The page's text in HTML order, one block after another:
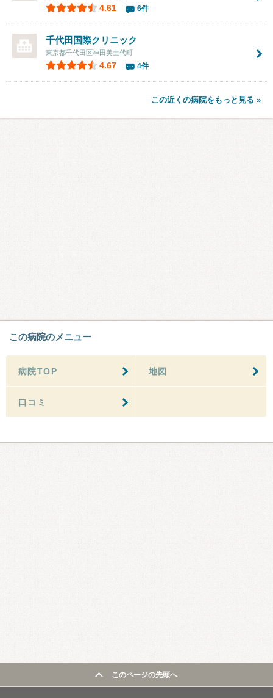
4.61 6件
千代田国際クリニック
東京都千代田区神田美土代町
4.67 4件
この近くの病院をもっと見る »
この病院のメニュー
病院TOP 地図
口コミ
このページの先頭へ